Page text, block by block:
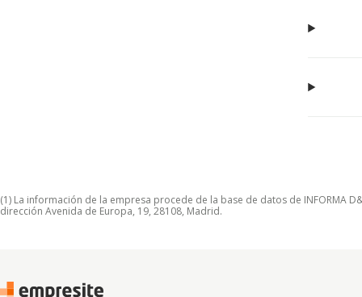
(1) La información de la empresa procede de la base de datos de INFORMA
dirección Avenida de Europa, 19, 28108, Madrid.